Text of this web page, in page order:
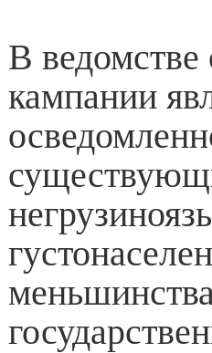
В ведомстве
кампании